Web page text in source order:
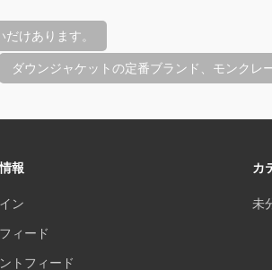
けあります。
ダウンジャケットの定番ブランド、モンクレ
報
ン
ィード
トフィード
カ
未